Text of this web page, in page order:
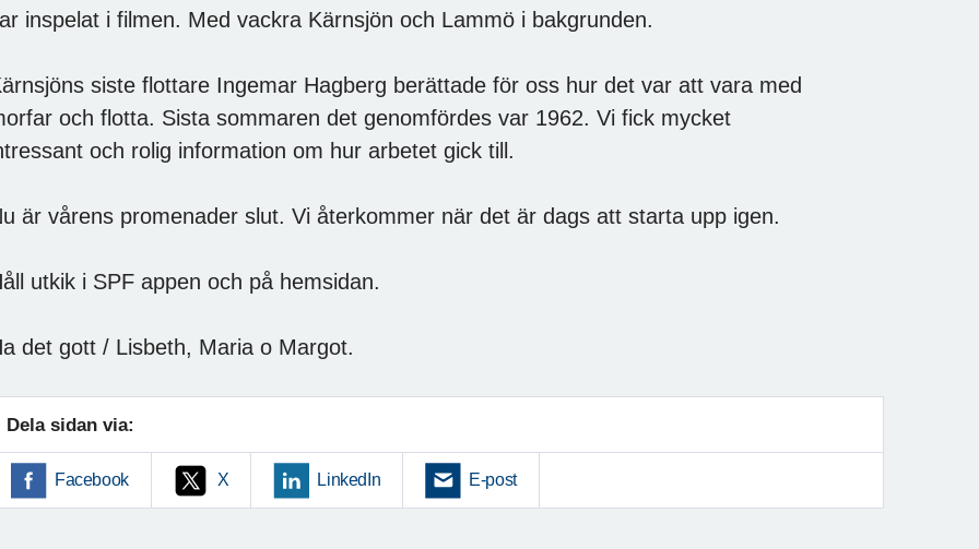
inspelat i filmen. Med vackra Kärnsjön och Lammö i bakgrunden.
siste flottare Ingemar Hagberg berättade för oss hur det var att vara med
och flotta. Sista sommaren det genomfördes var 1962. Vi fick mycket
och rolig information om hur arbetet gick till.
är vårens promenader slut. Vi återkommer när det är dags att starta upp igen.
utkik i SPF appen och på hemsidan.
det gott / Lisbeth, Maria o Margot.
Dela sidan via:
Facebook X LinkedIn E-post